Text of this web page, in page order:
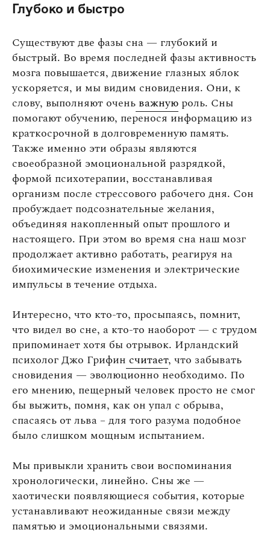
Глубоко и быстро
Существуют две фазы сна — глубокий и
быстрый. Во время последней фазы активность
мозга повышается, движение глазных яблок
ускоряется, и мы видим сновидения. Они, к
слову, выполняют очень важную роль. Сны
помогают обучению, перенося информацию из
краткосрочной в долговременную память.
Также именно эти образы являются
своеобразной эмоциональной разрядкой,
формой психотерапии, восстанавливая
организм после стрессового рабочего дня. Сон
пробуждает подсознательные желания,
объединяя накопленный опыт прошлого и
настоящего. При этом во время сна наш мозг
продолжает активно работать, реагируя на
биохимические изменения и электрические
импульсы в течение отдыха.
Интересно, что кто-то, просыпаясь, помнит,
что видел во сне, а кто-то наоборот — с трудом
припоминает хотя бы отрывок. Ирландский
психолог Джо Грифин считает, что забывать
сновидения — эволюционно необходимо. По
его мнению, пещерный человек просто не смог
бы выжить, помня, как он упал с обрыва,
спасаясь от льва – для того разума подобное
было слишком мощным испытанием.
Мы привыкли хранить свои воспоминания
хронологически, линейно. Сны же —
хаотически появляющиеся события, которые
устанавливают неожиданные связи между
памятью и эмоциональными связями.